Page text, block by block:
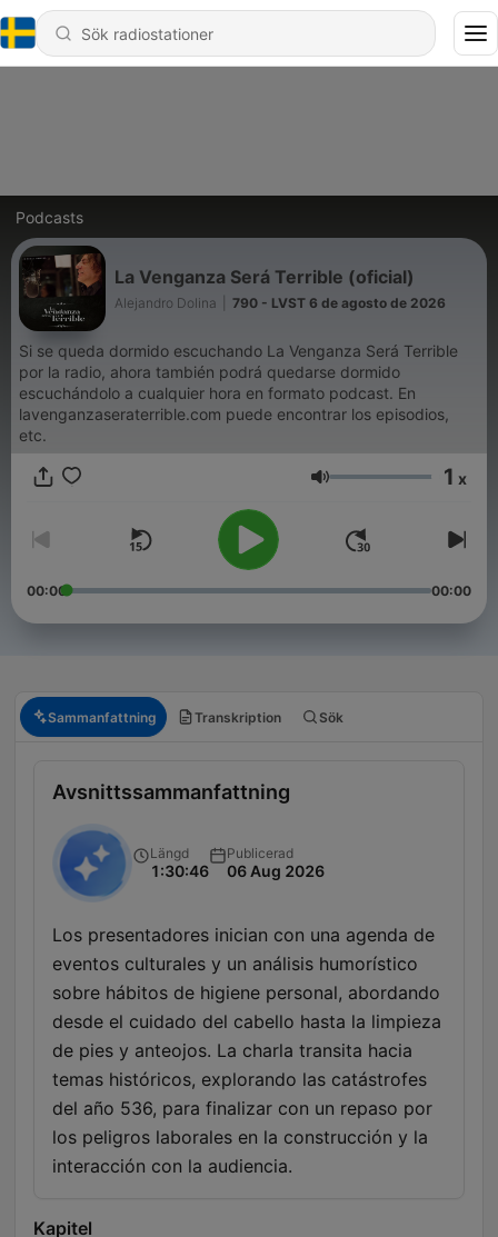
Podcasts
La Venganza Será Terrible (oficial)
Alejandro Dolina 790 - LVST 6 de agosto de 2026
Si se queda dormido escuchando La Venganza Será Terrible
por la radio, ahora también podrá quedarse dormido
escuchándolo a cualquier hora en formato podcast. En
lavenganzaseraterrible.com puede encontrar los episodios,
etc.
Volym 1 x
00:00 00:00
Sammanfattning Transkription Sök
Avsnittssammanfattning
Längd
1:30:46
Publicerad
06 Aug 2026
Los presentadores inician con una agenda de
eventos culturales y un análisis humorístico
sobre hábitos de higiene personal, abordando
desde el cuidado del cabello hasta la limpieza
de pies y anteojos. La charla transita hacia
temas históricos, explorando las catástrofes
del año 536, para finalizar con un repaso por
los peligros laborales en la construcción y la
interacción con la audiencia.
Kapitel